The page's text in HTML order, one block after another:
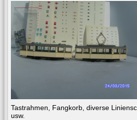
Tastrahmen, Fangkorb, diverse
usw.